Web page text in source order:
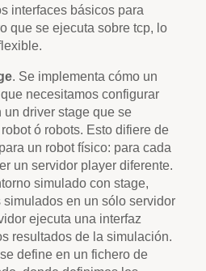
interfaces básicos para
que se ejecuta sobre tcp, lo
. Se implementa cómo un
necesitamos configurar
driver stage que se
ó robots. Esto difiere de
un robot físico: para cada
un servidor player diferente.
simulado con stage,
en un sólo servidor
ejecuta una interfaz
resultados de la simulación.
define en un fichero de